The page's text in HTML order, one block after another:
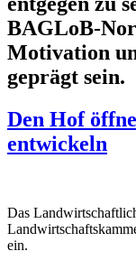
BAGLoB-
Motivation
geprägt sein.
Den Hof
entwickeln
Das
ein.